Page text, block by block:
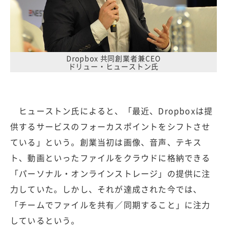
Dropbox 共同創業者兼CEO
ドリュー・ヒューストン氏
ヒューストン氏によると、「最近、Dropboxは提
供するサービスのフォーカスポイントをシフトさせ
ている」という。創業当初は画像、音声、テキス
ト、動画といったファイルをクラウドに格納できる
「パーソナル・オンラインストレージ」の提供に注
力していた。しかし、それが達成された今では、
「チームでファイルを共有／同期すること」に注力
しているという。